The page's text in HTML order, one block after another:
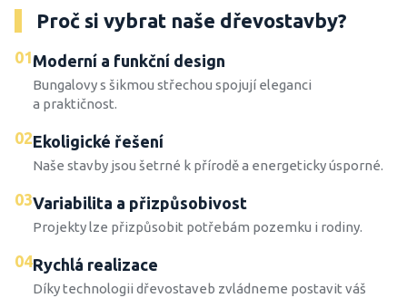
Proč si vybrat naše dřevostavby?
01Moderní a funkční design
Bungalovy s šikmou střechou spojují eleganci
a praktičnost.
02Ekoligické řešení
Naše stavby jsou šetrné k přírodě a energeticky úsporné.
03Variabilita a přizpůsobivost
Projekty lze přizpůsobit potřebám pozemku i rodiny.
04Rychlá realizace
Díky technologii dřevostaveb zvládneme postavit váš